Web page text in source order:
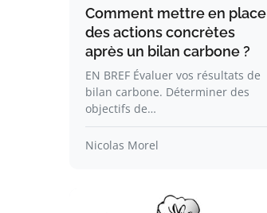
Comment mettre en place
des actions concrètes
après un bilan carbone ?
EN BREF Évaluer vos résultats de
bilan carbone. Déterminer des
objectifs de…
Nicolas Morel